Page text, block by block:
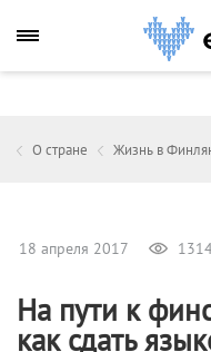
О стране Жизнь в
18 апреля 2017
На пути к
как сдать